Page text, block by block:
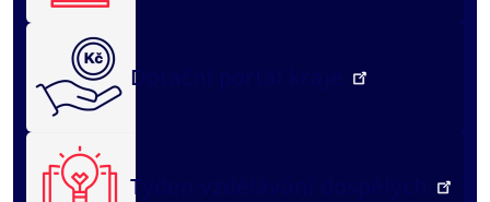
Dotační portál kraje
Týden vzdělávání dospělých